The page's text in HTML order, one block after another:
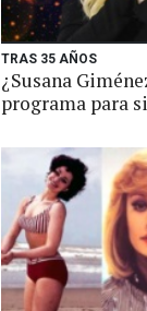
TRAS 35 AÑOS
¿Susana
programa para